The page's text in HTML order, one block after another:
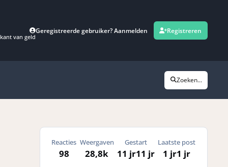
van geld
Geregistreerde gebruiker? Aanmelden Registreren
Zoeken...
Reacties
98
Weergaven
28,8k
Gestart
11 jr11 jr
Laatste post
1 jr1 jr